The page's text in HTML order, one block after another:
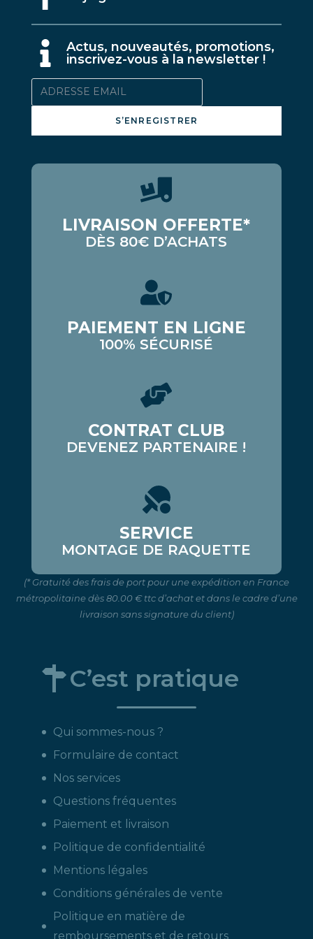
Actus, nouveautés, promotions,
inscrivez-vous à la newsletter !
S’ENREGISTRER
LIVRAISON OFFERTE*
DÈS 80€ D’ACHATS
PAIEMENT EN LIGNE
100% SÉCURISÉ
CONTRAT CLUB
DEVENEZ PARTENAIRE !
SERVICE
MONTAGE DE RAQUETTE
(* Gratuité des frais de port pour une expédition en France
métropolitaine dès 80.00 € ttc d’achat et dans le cadre d’une
livraison sans signature du client)
C’est pratique
Qui sommes-nous ?
Formulaire de contact
Nos services
Questions fréquentes
Paiement et livraison
Politique de confidentialité
Mentions légales
Conditions générales de vente
Politique en matière de
remboursements et de retours